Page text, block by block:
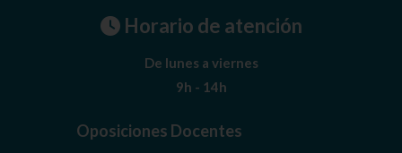
Horario de atención
De lunes a viernes
9h - 14h
Oposiciones Docentes